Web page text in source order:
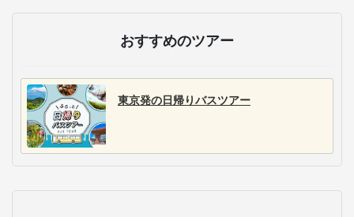
おすすめのツアー
東京発の日帰りバスツアー